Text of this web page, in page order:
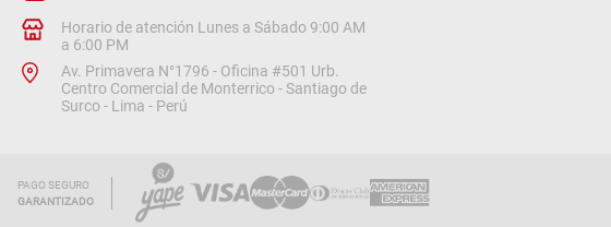
Horario de atención Lunes a Sábado 9:00 AM
a 6:00 PM
Av. Primavera N°1796 - Oficina #501 Urb.
Centro Comercial de Monterrico - Santiago de
Surco - Lima - Perú
PAGO SEGURO
GARANTIZADO